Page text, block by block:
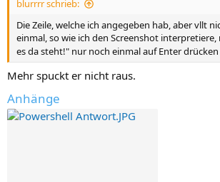
blurrrr schrieb:
Die Zeile, welche ich angegeben hab, aber vllt
einmal, so wie ich den Screenshot
es da steht!" nur noch einmal auf Enter drücken
Mehr spuckt er nicht raus.
Anhänge